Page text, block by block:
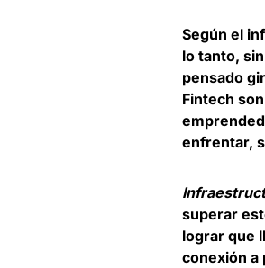
Según el
lo tanto,
pensado
Fintech
enfrentar,
superar
lograr que
conexión a